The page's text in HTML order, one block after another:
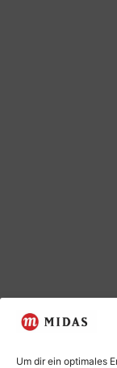
Um dir ein optimales